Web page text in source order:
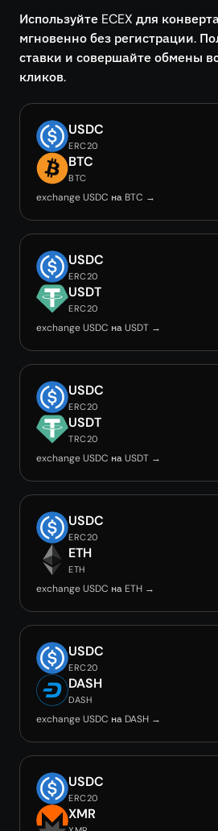
Используйте ECEX для
мгновенно без регистрации.
ставки и совершайте обмены
кликов.
USDC
ERC20
BTC
BTC
exchange USDC на BTC →
USDC
ERC20
USDT
ERC20
exchange USDC на USDT →
USDC
ERC20
USDT
TRC20
exchange USDC на USDT →
USDC
ERC20
ETH
ETH
exchange USDC на ETH →
USDC
ERC20
DASH
DASH
exchange USDC на DASH →
USDC
ERC20
XMR